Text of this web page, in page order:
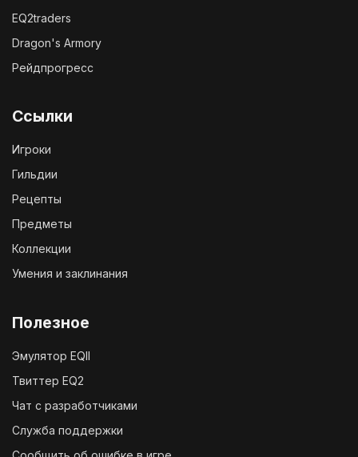
EQ2traders
Dragon's Armory
Рейдпрогресс
Ссылки
Игроки
Гильдии
Рецепты
Предметы
Коллекции
Умения и заклинания
Полезное
Эмулятор EQII
Твиттер EQ2
Чат с разработчиками
Служба поддержки